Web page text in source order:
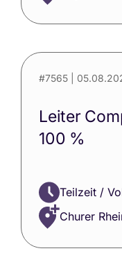
#7565 |
Leiter
100 %
Teilzeit /
Churer